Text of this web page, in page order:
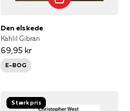
Den elskede
Kahlil Gibran
69,95 kr
E-BOG
Stærk pris